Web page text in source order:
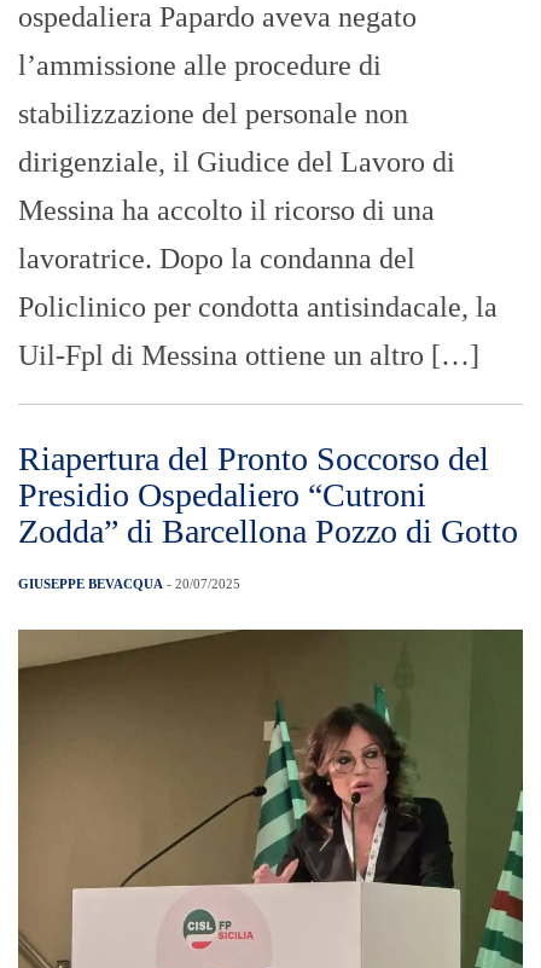
ospedaliera Papardo aveva negato
l’ammissione alle procedure di
stabilizzazione del personale non
dirigenziale, il Giudice del Lavoro di
Messina ha accolto il ricorso di una
lavoratrice. Dopo la condanna del
Policlinico per condotta antisindacale, la
Uil-Fpl di Messina ottiene un altro […]
Riapertura del Pronto Soccorso del
Presidio Ospedaliero “Cutroni
Zodda” di Barcellona Pozzo di Gotto
GIUSEPPE BEVACQUA - 20/07/2025